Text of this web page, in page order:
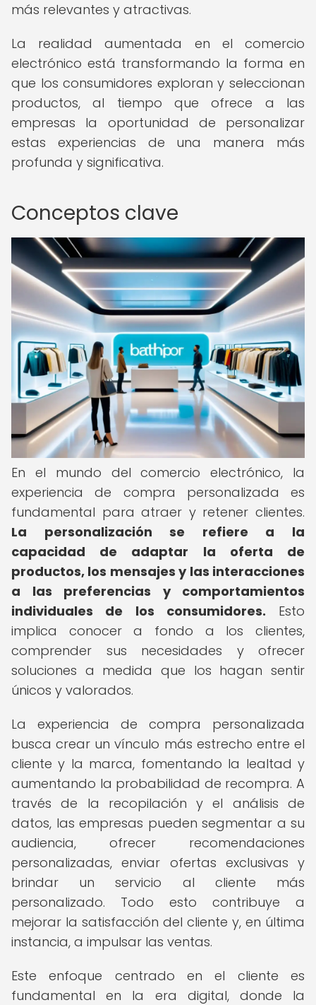
más relevantes y atractivas.
La realidad aumentada en el comercio
electrónico está transformando la forma en
que los consumidores exploran y seleccionan
productos, al tiempo que ofrece a las
empresas la oportunidad de personalizar
estas experiencias de una manera más
profunda y significativa.
Conceptos clave
En el mundo del comercio electrónico, la
experiencia de compra personalizada es
fundamental para atraer y retener clientes.
La personalización se refiere a la
capacidad de adaptar la oferta de
productos, los mensajes y las interacciones
a las preferencias y comportamientos
individuales de los consumidores. Esto
implica conocer a fondo a los clientes,
comprender sus necesidades y ofrecer
soluciones a medida que los hagan sentir
únicos y valorados.
La experiencia de compra personalizada
busca crear un vínculo más estrecho entre el
cliente y la marca, fomentando la lealtad y
aumentando la probabilidad de recompra. A
través de la recopilación y el análisis de
datos, las empresas pueden segmentar a su
audiencia, ofrecer recomendaciones
personalizadas, enviar ofertas exclusivas y
brindar un servicio al cliente más
personalizado. Todo esto contribuye a
mejorar la satisfacción del cliente y, en última
instancia, a impulsar las ventas.
Este enfoque centrado en el cliente es
fundamental en la era digital, donde la